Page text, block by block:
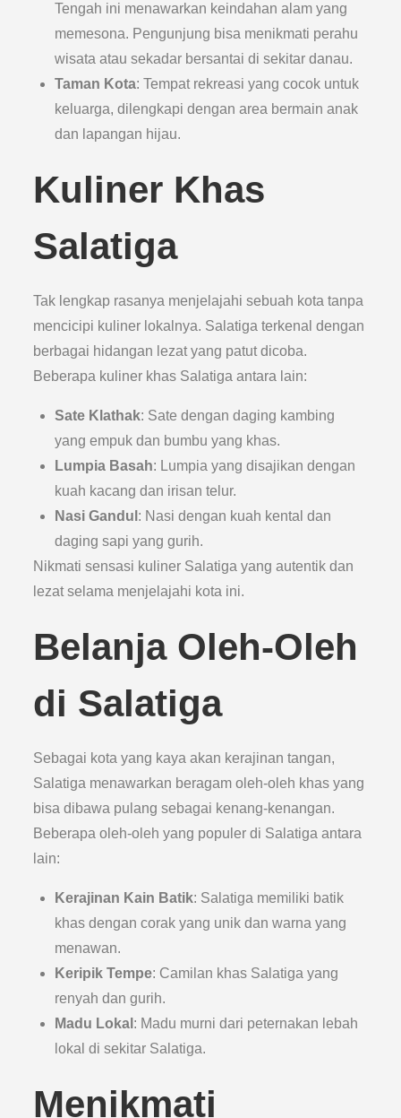
Tengah ini menawarkan keindahan alam yang
memesona. Pengunjung bisa menikmati perahu
wisata atau sekadar bersantai di sekitar danau.
Taman Kota: Tempat rekreasi yang cocok untuk
keluarga, dilengkapi dengan area bermain anak
dan lapangan hijau.
Kuliner Khas
Salatiga
Tak lengkap rasanya menjelajahi sebuah kota tanpa
mencicipi kuliner lokalnya. Salatiga terkenal dengan
berbagai hidangan lezat yang patut dicoba.
Beberapa kuliner khas Salatiga antara lain:
Sate Klathak: Sate dengan daging kambing
yang empuk dan bumbu yang khas.
Lumpia Basah: Lumpia yang disajikan dengan
kuah kacang dan irisan telur.
Nasi Gandul : Nasi dengan kuah kental dan
daging sapi yang gurih.
Nikmati sensasi kuliner Salatiga yang autentik dan
lezat selama menjelajahi kota ini.
Belanja Oleh-Oleh
di Salatiga
Sebagai kota yang kaya akan kerajinan tangan,
Salatiga menawarkan beragam oleh-oleh khas yang
bisa dibawa pulang sebagai kenang-kenangan.
Beberapa oleh-oleh yang populer di Salatiga antara
lain:
Kerajinan Kain Batik: Salatiga memiliki batik
khas dengan corak yang unik dan warna yang
menawan.
Keripik Tempe: Camilan khas Salatiga yang
renyah dan gurih.
Madu Lokal : Madu murni dari peternakan lebah
lokal di sekitar Salatiga.
Menikmati